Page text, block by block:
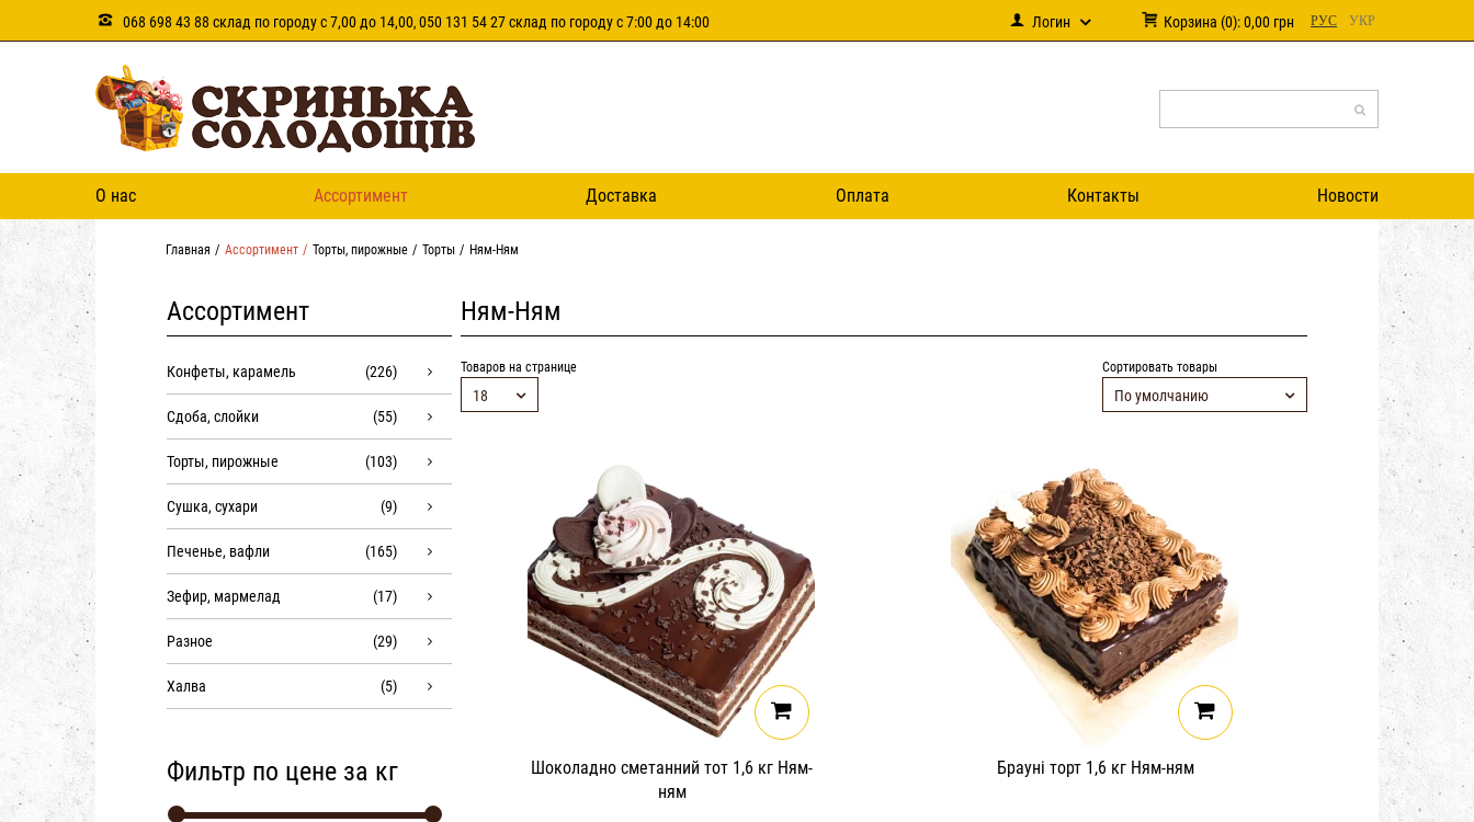
068 698 43 88 склад по городу с 7,00 до 14,00, 050 131 54 27 склад по городу с 7:00 до 14:00 Логин Корзина (0):0,00 грн РУС УКР
О нас Ассортимент Доставка Оплата Контакты Новости
Главная Ассортимент Торты, пирожные Торты Ням-Ням
Ассортимент
Конфеты, карамель (226)
Сдоба, слойки (55)
Торты, пирожные (103)
Сушка, сухари (9)
Печенье, вафли (165)
Зефир, мармелад (17)
Разное (29)
Халва (5)
Фильтр по цене за кг
Ням-Ням
Товаров на странице
18
Сортировать товары
По умолчанию
Шоколадно сметанний тот 1,6 кг Ням-
ням
Брауні торт 1,6 кг Ням-ням